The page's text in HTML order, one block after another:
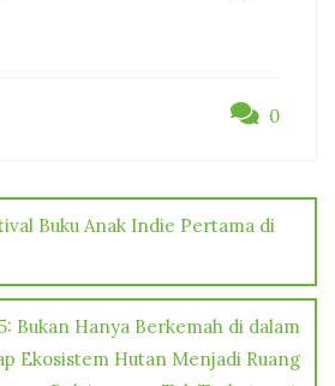
0
Buku Anak Indie Pertama di
Bukan Hanya Berkemah di dalam
Ekosistem Hutan Menjadi Ruang